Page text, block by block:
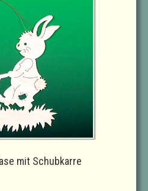
mit Schubkarre